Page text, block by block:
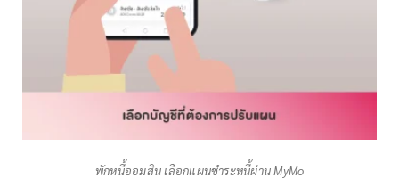
พักหนี้ออมสิน เลือกแผนชำระหนี้ผ่าน MyMo